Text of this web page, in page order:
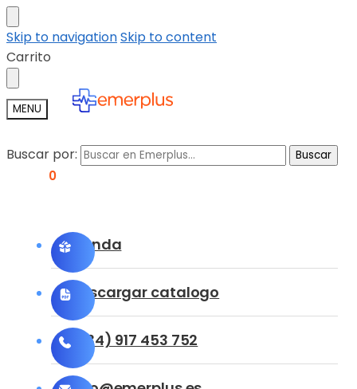
Skip to navigationSkip to content
Carrito
MENU
Buscar por: Buscar
0
Tienda
Descargar catalogo
(+34) 917 453 752